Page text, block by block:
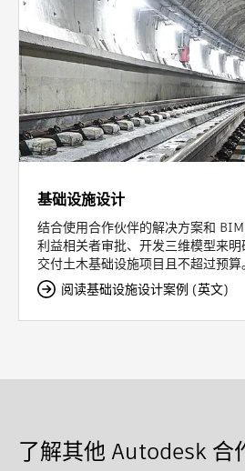
基础设施设计
结合使用合作伙伴的解决方案和
利益相关者审批、开发三维模型来
交付土木基础设施项目且不超过预算。
阅读基础设施设计案例 (英文)
了解其他 Autodesk 合